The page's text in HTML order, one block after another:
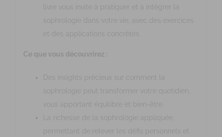
livre vous invite à pratiquer et à intégrer la
sophrologie dans votre vie, avec des exercices
et des applications concrètes.
Ce que vous découvrirez :
Des insights précieux sur comment la
sophrologie peut transformer votre quotidien,
vous apportant équilibre et bien-être.
La richesse de la sophrologie appliquée,
permettant de relever les défis personnels et